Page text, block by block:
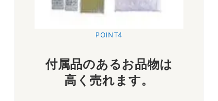
POINT4
付属品のあるお品物は
高く売れます。